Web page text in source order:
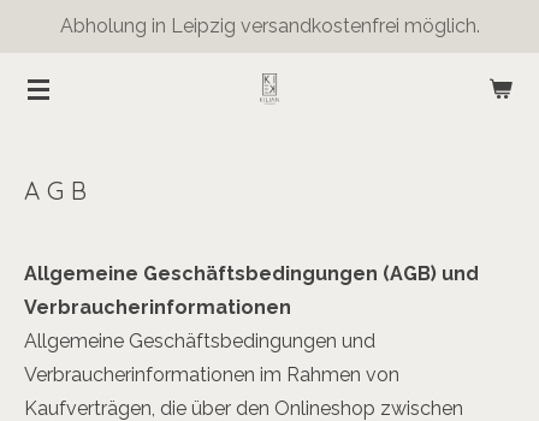
springen
Abholung in Leipzig versandkostenfrei möglich.
A G B
Allgemeine Geschäftsbedingungen (AGB) und
Verbraucherinformationen
Allgemeine Geschäftsbedingungen und
Verbraucherinformationen im Rahmen von
Kaufverträgen, die über den Onlineshop zwischen